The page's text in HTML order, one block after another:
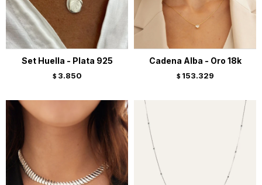
Set Huella - Plata 925
$ 3.850
Cadena Alba - Oro 18k
$ 153.329